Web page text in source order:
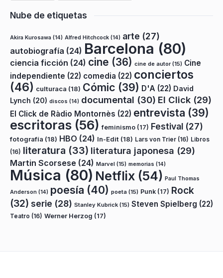
Nube de etiquetas
Akira Kurosawa (14) Alfred Hitchcock (14) arte (27)
autobiografía (24) Barcelona (80)
ciencia ficción (24) cine (36) cine de autor(15) Cine
independiente (22) comedia (22) conciertos
(46) culturaca (18) Cómic (39) D'A (22) David
Lynch (20) discos (14) documental (30) El Click (29)
El Click de Ràdio Montornès (22) entrevista (39)
escritoras (56) feminismo (17) Festival (27)
fotografía (18) HBO (24) In-Edit (18) Lars von Trier (16) Libros
(16) literatura (33) literatura japonesa (29)
Martin Scorsese (24) Marvel (15) memorias (14)
Música (80) Netflix (54) Paul Thomas
Anderson (14) poesía (40) poeta (15) Punk (17) Rock
(32) serie (28) Stanley Kubrick (15) Steven Spielberg (22)
Teatro (16) Werner Herzog (17)